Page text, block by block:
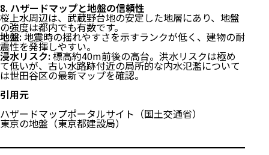
8. ハザードマップと地盤の信頼性
桜上水周辺は、武蔵野台地の安定した地層にあり、地盤
の強度は都内でも有数です。
地盤:地震時の揺れやすさを示すランクが低く、建物の耐
震性を発揮しやすい。
浸水リスク:標高約40m前後の高台。洪水リスクは極め
て低いが、古い水路跡付近の局所的な内水氾濫について
は世田谷区の最新マップを確認。
引用元
ハザードマップポータルサイト（国土交通省）
東京の地盤（東京都建設局）